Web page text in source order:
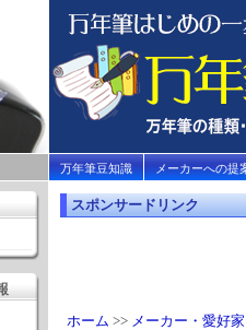
万年筆豆知識 メーカーへの提
スポンサードリンク
ホーム >> メーカー・愛好